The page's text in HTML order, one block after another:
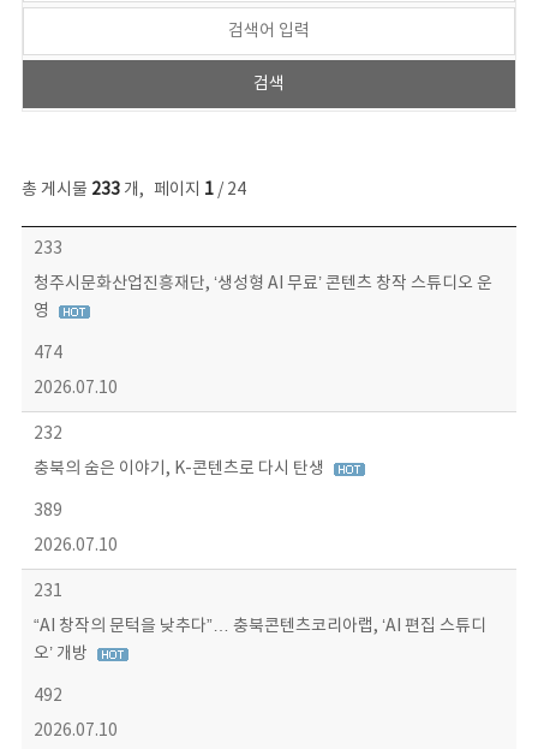
총 게시물 233개, 페이지 1/ 24
보도자료 목록 - 번호, 제목, 작성자, 파일, 조회수, 작성일 정보 제공
233
청주시문화산업진흥재단, ‘생성형 AI 무료’ 콘텐츠 창작 스튜디오 운
영
474
2026.07.10
232
충북의 숨은 이야기, K-콘텐츠로 다시 탄생
389
2026.07.10
231
“AI 창작의 문턱을 낮추다”… 충북콘텐츠코리아랩, ‘AI 편집 스튜디
오’ 개방
492
2026.07.10